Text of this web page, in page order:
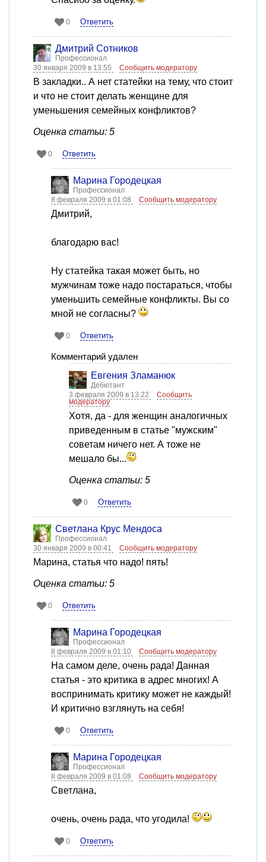
0 Ответить
Дмитрий Сотников
Профессионал
30 января 2009 в 13:55
Сообщить модератору
В закладки.. А нет статейки на тему, что стоит
и что не стоит делать женщине для
уменьшения семейных конфликтов?
Оценка статьи: 5
0 Ответить
Марина Городецкая
Профессионал
8 февраля 2009 в 01:08
Сообщить модератору
Дмитрий,
благодарю вас!
Ну статейка такая может быть, но
мужчинам тоже надо постараться, чтобы
уменьшить семейные конфликты. Вы со
мной не согласны?
0 Ответить
Комментарий удален
Евгения Зламанюк
Дебютант
3 февраля 2009 в 13:22
Сообщить
модератору
Хотя, да - для женщин аналогичных
приведенным в статье "мужским"
советам ничего нет. А тоже не
мешало бы...
Оценка статьи: 5
0 Ответить
Светлана Крус Мендоса
Профессионал
30 января 2009 в 00:41
Сообщить модератору
Марина, статья что надо! пять!
Оценка статьи: 5
0 Ответить
Марина Городецкая
Профессионал
8 февраля 2009 в 01:10
Сообщить модератору
На самом деле, очень рада! Данная
статья - это критика в адрес многих! А
воспринимать критику может не каждый!
И критично взглянуть на себя!
0 Ответить
Марина Городецкая
Профессионал
8 февраля 2009 в 01:08
Сообщить модератору
Светлана,
очень, очень рада, что угодила!
0 Ответить